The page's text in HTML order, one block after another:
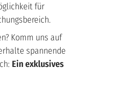
für
Komm uns auf
spannende
Ein exklusives